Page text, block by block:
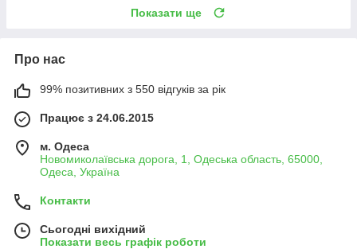
Показати ще
Про нас
99% позитивних з 550 відгуків за рік
Працює з 24.06.2015
м. Одеса
Новомиколаївська дорога, 1, Одеська область, 65000,
Одеса, Україна
Контакти
Сьогодні вихідний
Показати весь графік роботи